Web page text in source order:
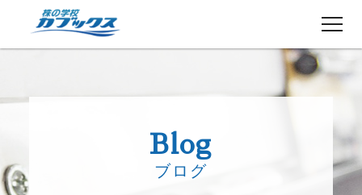
５分でわかるカブックス
Blog
ブログ